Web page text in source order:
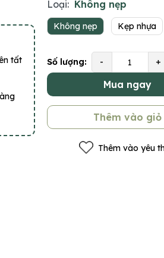
tất
Loại: Không nẹp
Không nẹp Kẹp nhựa
Số lượng: - +
Mua ngay
Thêm vào giỏ
Thêm vào yêu